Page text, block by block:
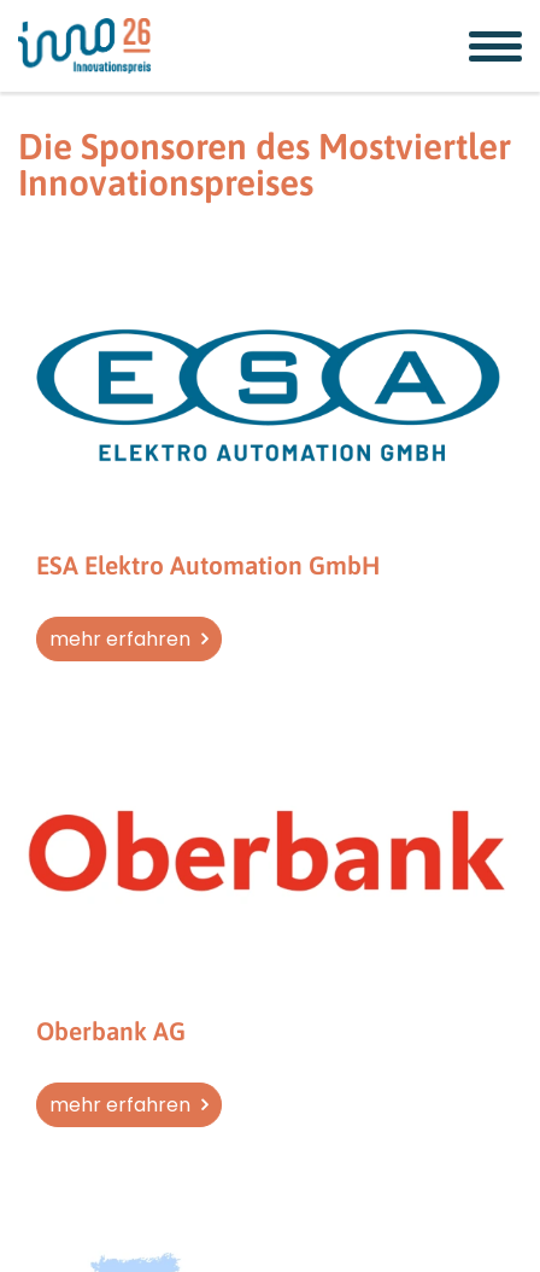
Seitenbereiche:
Inhalt
Hauptnavigation
Footernavigation
Die Sponsoren des Mostviertler
Innovationspreises
ESA Elektro Automation GmbH
mehr erfahren
Oberbank AG
mehr erfahren